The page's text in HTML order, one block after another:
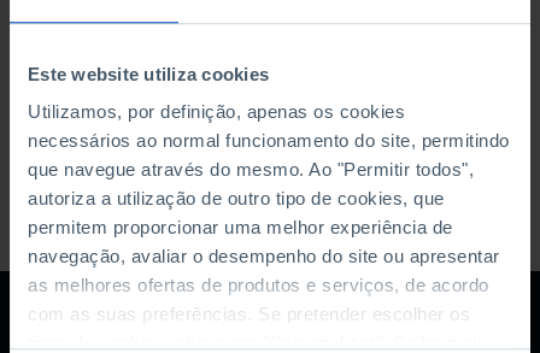
Este website utiliza cookies
Utilizamos, por definição, apenas os cookies
necessários ao normal funcionamento do site, permitindo
que navegue através do mesmo. Ao "Permitir todos",
autoriza a utilização de outro tipo de cookies, que
permitem proporcionar uma melhor experiência de
navegação, avaliar o desempenho do site ou apresentar
as melhores ofertas de produtos e serviços, de acordo
com as suas preferências. Se pretender escolher os